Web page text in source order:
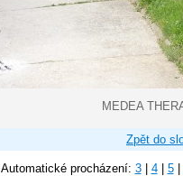
MEDEA
Zpět do
Automatické procházení: 3| 4| 5|